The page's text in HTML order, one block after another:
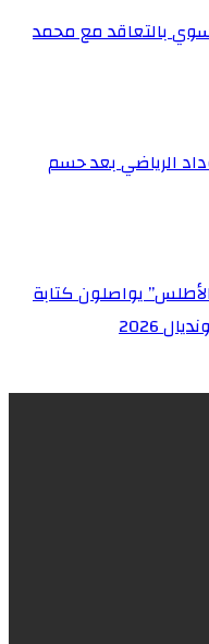
بالتعاقد مع محمد
الرياضي بعد حسم
يواصلون كتابة
2026